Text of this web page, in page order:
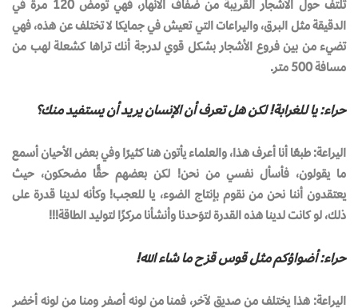
تلتفّ حول الأشجار القريبة من ضفاف الأنهار، فهي تومض 120 مرة في
الدقيقة مثل البرق، واليراعات التي تعيش في جمايكا لا تختلف عن هذه، فهي
تضيء من بين فروع الأشجار بشكل قوي لدرجة أنك تراها كشعلة لهب من
مسافة 500 متر.
حراء: يا للغرابة! لكن هل تعرف أن الإنسان يريد أن يستفيد منك؟
اليراعة: طبعًا أنا أعرف هذا، والعلماء يأتون هنا كثيرًا وفي بعض الأحيان أسمع
ما يقولون، فأسأل نفسي من نحن! لكن بعضهم حقًّا مضحكون، حيث
يعتقدون أننا نحن من نقوم بإنتاج الضوء، يا للعجب! وكأنه لدينا قدرة على
ذلك، لو كانت لدينا هذه القدرة لتوَحدنا وأنشأنا مركزًا لتوليد الطاقة!!!
حراء: أضواؤكم مثل قوس قزح ما شاء الله!
اليراعة: هذا يختلف من صديق لآخر، فمنا من لونه أصفر ومنا من لونه أخضر